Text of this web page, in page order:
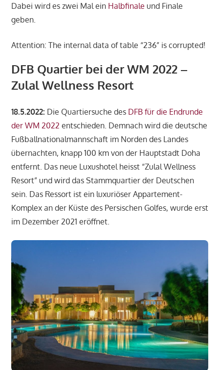
Dabei wird es zwei Mal ein Halbfinale und Finale
geben.
Attention: The internal data of table “236” is corrupted!
DFB Quartier bei der WM 2022 –
Zulal Wellness Resort
18.5.2022: Die Quartiersuche des DFB für die Endrunde
der WM 2022 entschieden. Demnach wird die deutsche
Fußballnationalmannschaft im Norden des Landes
übernachten, knapp 100 km von der Hauptstadt Doha
entfernt. Das neue Luxushotel heisst “Zulal Wellness
Resort” und wird das Stammquartier der Deutschen
sein. Das Ressort ist ein luxuriöser Appartement-
Komplex an der Küste des Persischen Golfes, wurde erst
im Dezember 2021 eröffnet.